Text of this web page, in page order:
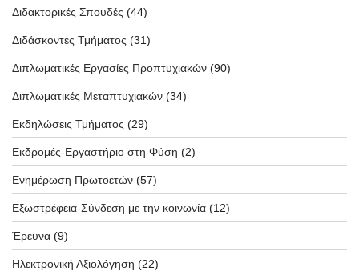
Διδακτορικές Σπουδές (44)
Διδάσκοντες Τμήματος (31)
Διπλωματικές Εργασίες Προπτυχιακών (90)
Διπλωματικές Μεταπτυχιακών (34)
Εκδηλώσεις Τμήματος (29)
Εκδρομές-Εργαστήριο στη Φύση (2)
Ενημέρωση Πρωτοετών (57)
Εξωστρέφεια-Σύνδεση με την κοινωνία (12)
Έρευνα (9)
Ηλεκτρονική Αξιολόγηση (22)